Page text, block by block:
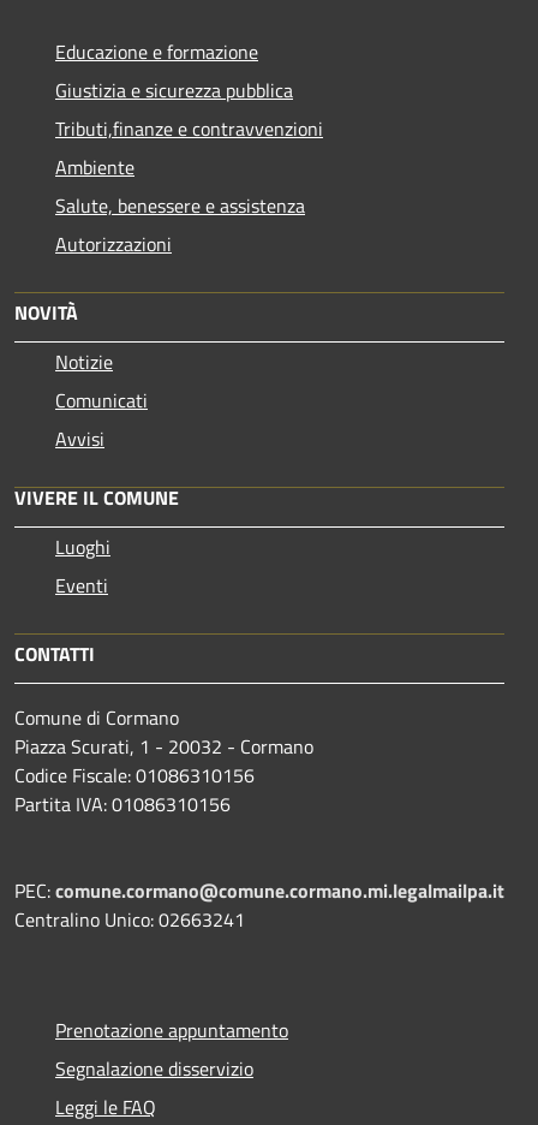
Educazione e formazione
Giustizia e sicurezza pubblica
Tributi,finanze e contravvenzioni
Ambiente
Salute, benessere e assistenza
Autorizzazioni
NOVITÀ
Notizie
Comunicati
Avvisi
VIVERE IL COMUNE
Luoghi
Eventi
CONTATTI
Comune di Cormano
Piazza Scurati, 1 - 20032 - Cormano
Codice Fiscale: 01086310156
Partita IVA: 01086310156
PEC:comune.cormano@comune.cormano.mi.legalmailpa.it
Centralino Unico: 02663241
Prenotazione appuntamento
Segnalazione disservizio
Leggi le FAQ